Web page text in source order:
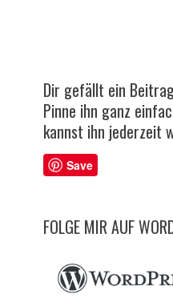
Dir gefällt ein
Pinne ihn ganz
kannst ihn jederzeit
Save
FOLGE MIR AUF